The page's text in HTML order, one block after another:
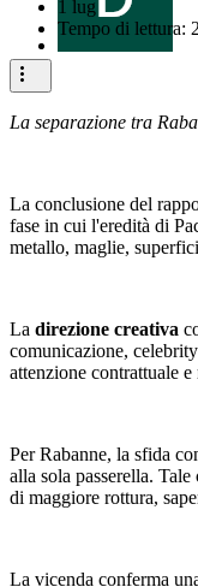
1 lug
Tempo di lettura:
La separazione tra
La conclusione del
fase in cui l'eredità di
metallo, maglie,
La direzione creativa
comunicazione,
attenzione contrattuale
Per Rabanne, la sfida
alla sola passerella.
di maggiore rottura,
La vicenda conferma